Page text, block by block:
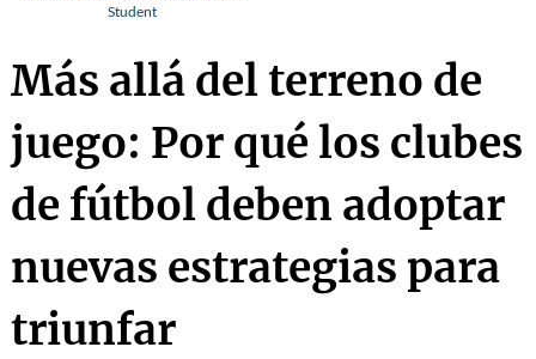
Student
Más allá del terreno de
juego: Por qué los clubes
de fútbol deben adoptar
nuevas estrategias para
triunfar